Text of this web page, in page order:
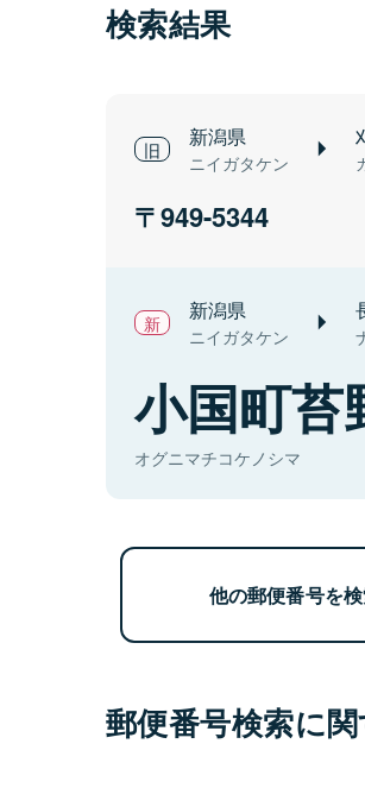
検索結果
新潟県
ニイガタケン
949-5344
新潟県
ニイガタケン
小国町苔
オグニマチコケノシマ
他の郵便番号を
郵便番号検索に